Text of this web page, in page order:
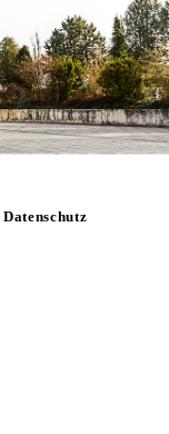
Datenschutz